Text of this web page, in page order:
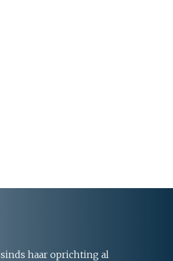
haar oprichting al